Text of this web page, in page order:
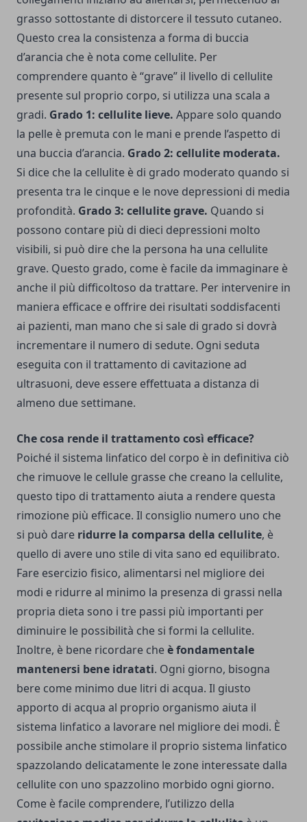
grasso sottostante di distorcere il tessuto cutaneo.
Questo crea la consistenza a forma di buccia
d’arancia che è nota come cellulite. Per
comprendere quanto è “grave” il livello di cellulite
presente sul proprio corpo, si utilizza una scala a
gradi. Grado 1: cellulite lieve. Appare solo quando
la pelle è premuta con le mani e prende l’aspetto di
una buccia d’arancia. Grado 2: cellulite moderata.
Si dice che la cellulite è di grado moderato quando si
presenta tra le cinque e le nove depressioni di media
profondità. Grado 3: cellulite grave. Quando si
possono contare più di dieci depressioni molto
visibili, si può dire che la persona ha una cellulite
grave. Questo grado, come è facile da immaginare è
anche il più difficoltoso da trattare. Per intervenire in
maniera efficace e offrire dei risultati soddisfacenti
ai pazienti, man mano che si sale di grado si dovrà
incrementare il numero di sedute. Ogni seduta
eseguita con il trattamento di cavitazione ad
ultrasuoni, deve essere effettuata a distanza di
almeno due settimane.
Che cosa rende il trattamento così efficace?
Poiché il sistema linfatico del corpo è in definitiva ciò
che rimuove le cellule grasse che creano la cellulite,
questo tipo di trattamento aiuta a rendere questa
rimozione più efficace. Il consiglio numero uno che
si può dare ridurre la comparsa della cellulite, è
quello di avere uno stile di vita sano ed equilibrato.
Fare esercizio fisico, alimentarsi nel migliore dei
modi e ridurre al minimo la presenza di grassi nella
propria dieta sono i tre passi più importanti per
diminuire le possibilità che si formi la cellulite.
Inoltre, è bene ricordare cheè fondamentale
mantenersi bene idratati. Ogni giorno, bisogna
bere come minimo due litri di acqua. Il giusto
apporto di acqua al proprio organismo aiuta il
sistema linfatico a lavorare nel migliore dei modi. È
possibile anche stimolare il proprio sistema linfatico
spazzolando delicatamente le zone interessate dalla
cellulite con uno spazzolino morbido ogni giorno.
Come è facile comprendere, l’utilizzo della